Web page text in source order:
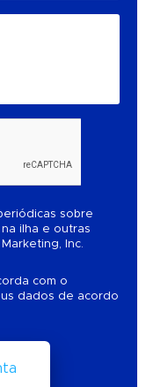
sobre
ilha e outras
Inc.
com o
dados de acordo